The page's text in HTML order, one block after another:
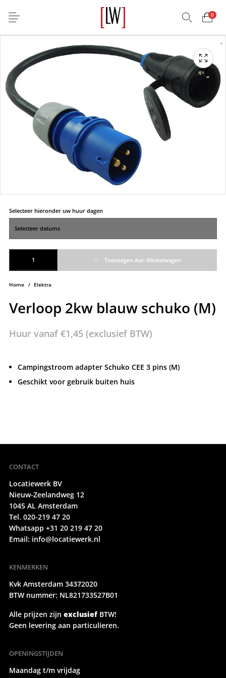
0
Home / Elektra
Verloop 2kw blauw schuko (M)
Huur vanaf €1,45(exclusief BTW)
Campingstroom adapter Schuko CEE 3 pins (M)
Geschikt voor gebruik buiten huis
Selecteer hieronder uw huur dagen
Toevoegen Aan Winkelwagen
CONTACT
Locatiewerk BV
Nieuw-Zeelandweg 12
1045 AL Amsterdam
Tel. 020-219 47 20
Whatsapp +31 20 219 47 20
Email: info@locatiewerk.nl
KENMERKEN
Kvk Amsterdam 34372020
BTW nummer: NL821733527B01
Alle prijzen zijn exclusiefBTW!
Geen levering aan particulieren.
OPENINGSTIJDEN
Maandag t/m vrijdag